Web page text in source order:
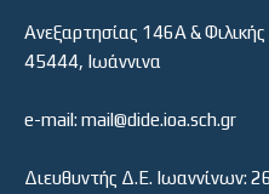
Ανεξαρτησίας 146Α & Φιλικής
45444, Ιωάννινα
e-mail: mail@dide.ioa.sch.gr
Διευθυντής Δ.Ε. Ιωαννίνων: